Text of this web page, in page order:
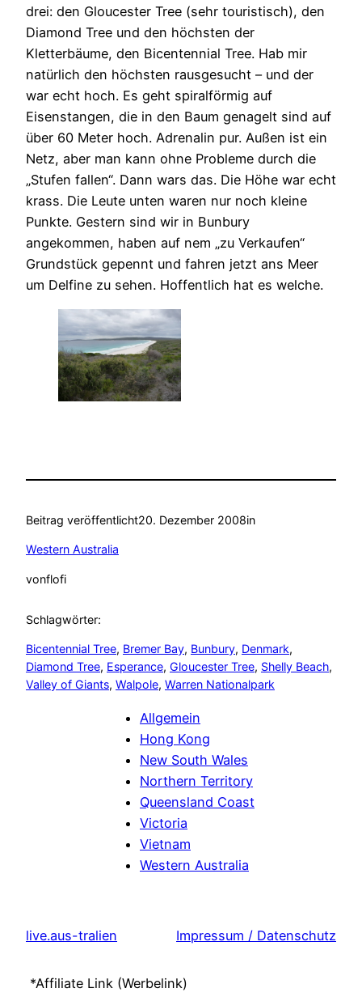
drei: den Gloucester Tree (sehr touristisch), den
Diamond Tree und den höchsten der
Kletterbäume, den Bicentennial Tree. Hab mir
natürlich den höchsten rausgesucht – und der
war echt hoch. Es geht spiralförmig auf
Eisenstangen, die in den Baum genagelt sind auf
über 60 Meter hoch. Adrenalin pur. Außen ist ein
Netz, aber man kann ohne Probleme durch die
„Stufen fallen“. Dann wars das. Die Höhe war echt
krass. Die Leute unten waren nur noch kleine
Punkte. Gestern sind wir in Bunbury
angekommen, haben auf nem „zu Verkaufen“
Grundstück gepennt und fahren jetzt ans Meer
um Delfine zu sehen. Hoffentlich hat es welche.
Beitrag veröffentlicht20. Dezember 2008in
Western Australia
vonflofi
Schlagwörter:
Bicentennial Tree, Bremer Bay, Bunbury, Denmark
Diamond Tree, Esperance, Gloucester Tree, Shelly Beach
Valley of Giants, Walpole, Warren Nationalpark
Allgemein
Hong Kong
New South Wales
Northern Territory
Queensland Coast
Victoria
Vietnam
Western Australia
live.aus-tralien Impressum / Datenschutz
*Affiliate Link (Werbelink)